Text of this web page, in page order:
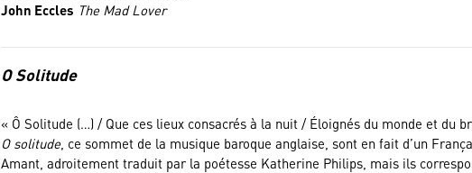
John Eccles The Mad Lover
O Solitude
« Ô Solitude (…) / Que ces lieux consacrés à la nuit / Éloignés du monde et du
O solitude, ce sommet de la musique baroque anglaise, sont en fait d’un
Amant, adroitement traduit par la poétesse Katherine Philips, mais ils